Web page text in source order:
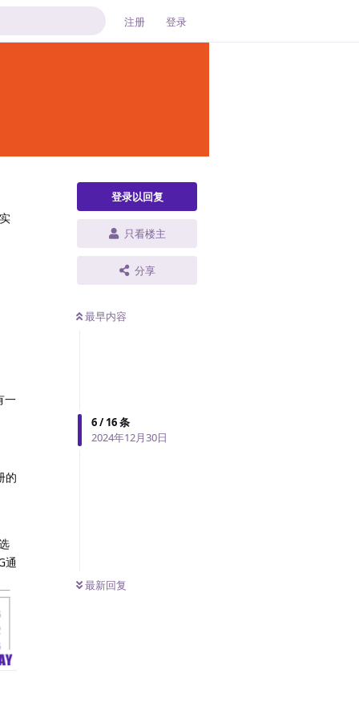
注册 登录
登录以回复
只看楼主
分享
最早内容
6/16条
2024年12月30日
最新回复
一
的
通